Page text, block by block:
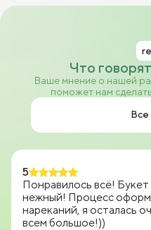
Что
Ваше мнение о нашей
поможет нам
Все
5
Понравилось всё!
нежный! Процесс
нареканий, я осталась
всем большое!))